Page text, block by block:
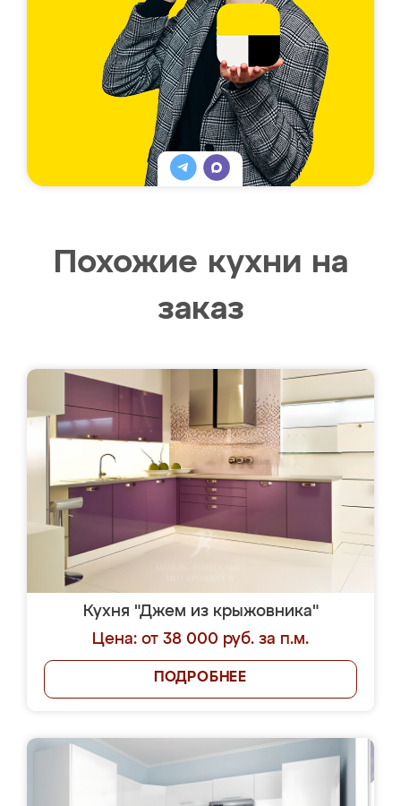
Похожие кухни на
заказ
Кухня "Джем из крыжовника"
Цена: от 38 000 руб. за п.м.
ПОДРОБНЕЕ